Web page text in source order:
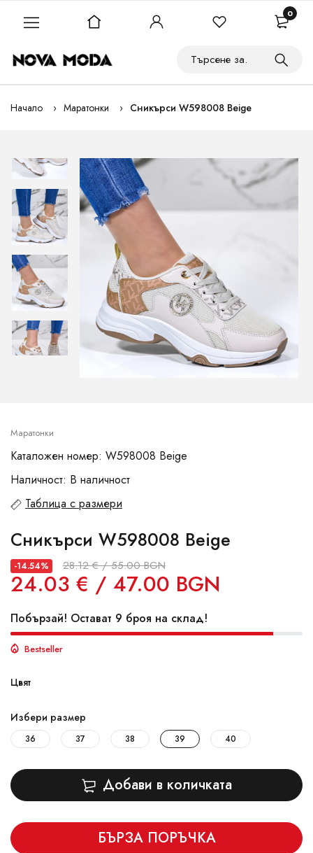
Начало Маратонки Сникърси W598008 Beige
Маратонки
Каталожен номер: W598008 Beige
Наличност: В наличност
Таблица с размери
Сникърси W598008 Beige
-14.54% 28.12 € / 55.00 BGN
24.03 € / 47.00 BGN
Побързай! Остават 9 броя на склад!
Bestseller
Цвят
Избери размер
36 37 38 39 40
Добави в количката
БЪРЗА ПОРЪЧКА
0